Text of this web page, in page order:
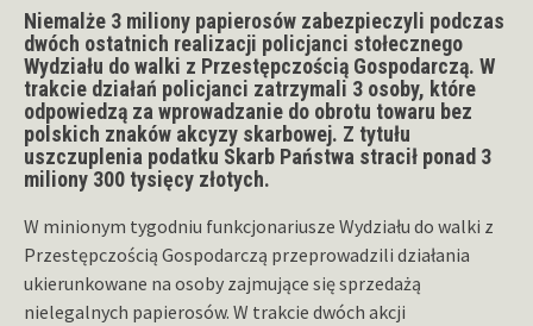
Niemalże 3 miliony papierosów zabezpieczyli podczas
dwóch ostatnich realizacji policjanci stołecznego
Wydziału do walki z Przestępczością Gospodarczą. W
trakcie działań policjanci zatrzymali 3 osoby, które
odpowiedzą za wprowadzanie do obrotu towaru bez
polskich znaków akcyzy skarbowej. Z tytułu
uszczuplenia podatku Skarb Państwa stracił ponad 3
miliony 300 tysięcy złotych.
W minionym tygodniu funkcjonariusze Wydziału do walki z
Przestępczością Gospodarczą przeprowadzili działania
ukierunkowane na osoby zajmujące się sprzedażą
nielegalnych papierosów. W trakcie dwóch akcji